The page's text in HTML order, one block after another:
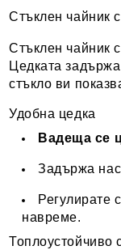
Стъклен чайник
Стъклен чайник
Цедката
стъкло ви
Удобна цедка
Вадеща се
Задържа
Регулирате
навреме.
Топлоустойчиво